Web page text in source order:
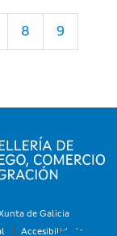
8 9
de Galicia
Accesibilidade